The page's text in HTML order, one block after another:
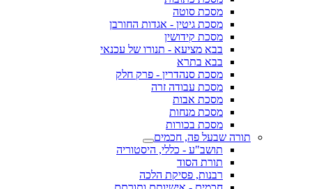
מסכת סוטה
מסכת גיטין - אגדות החורבן
מסכת קידושין
בבא מציעא - תנורו של עכנאי
בבא בתרא
מסכת סנהדרין - פרק חלק
מסכת עבודה זרה
מסכת אבות
מסכת מנחות
מסכת בכורות
תורה שבעל פה, חכמים
תושב"ע - כללי, היסטוריה
תורת הסוד
רבנות, פסיקת הלכה